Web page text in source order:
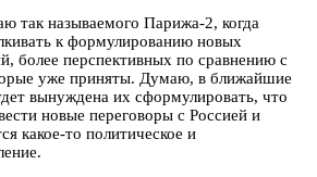
так называемого Парижа-2, когда
к формулированию новых
более перспективных по сравнению с
уже приняты. Думаю, в ближайшие
вынуждена их сформулировать, что
новые переговоры с Россией и
какое-то политическое и